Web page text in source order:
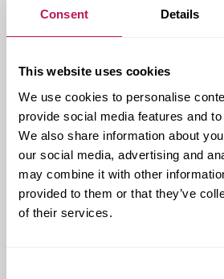
Consent Details
This website uses cookies
We use cookies to personalise
provide social media features and
We also share information about
our social media, advertising and
may combine it with other
provided to them or that they’ve
of their services.
och tydliggör denna tjänst. Det
Ett exempel är projekt Hagalund
Humlegården Fastigheter
utveckla Hagalunds
stadsdel i anslutning till den nya
Mest attraktiva arbetsgivare
Vi har en hög kompetens hos våra
en stark företagskultur. Vår
uppmärksammats bland annat